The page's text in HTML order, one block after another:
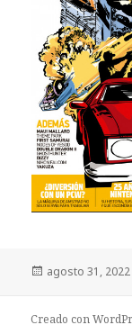
Publicado
agosto 31, 2022
Creado con